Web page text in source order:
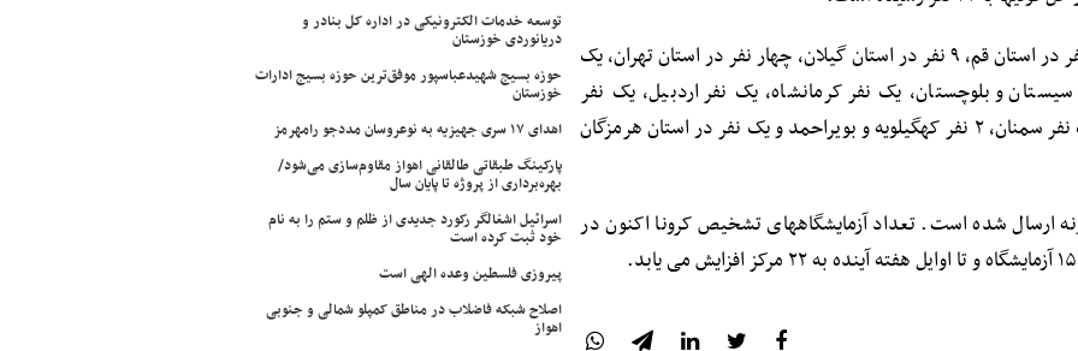
جهانپور ادامه داد: موارد جدید ابتلا ۱۵ نفر در استان قم، ۹ نفر در استان گیلان، چهار نفر در استان تهران، یک
، ۲ نفر در استان سیستان و بلوچستان، یک نفر کرمانشاه، یک نفر اردبیل، یک نفر
مازندران، یک نفر لرستان، ۲ نفر فارس، یک نفر سمنان، ۲ نفر کهگیلویه و بویراحمد و یک نفر در استان هرمزگان
کرد: تاکنون یک هزار و ۳۸۳ نمونه ارسال شده است. تعداد آزمایشگاههای تشخیص کرونا اکنون در
توسعه خدمات الکترونیکی در اداره کل بنادر و
دریانوردی خوزستان
حوزه بسیج شهیدعباسپور موفق‌ترین حوزه بسیج ادارات
خوزستان
اهدای ۱۷ سری جهیزیه به نوعروسان مددجو رامهرمز
پارکینگ طبقاتی طالقانی اهواز مقاوم‌سازی می‌شود/
بهره‌برداری از پروژه تا پایان سال
اسرائیل اشغالگر رکورد جدیدی از ظلم و ستم را به نام
خود ثبت کرده است
پیروزی فلسطین وعده الهی است
اصلاح شبکه فاضلاب در مناطق کمپلو شمالی و جنوبی
اهواز